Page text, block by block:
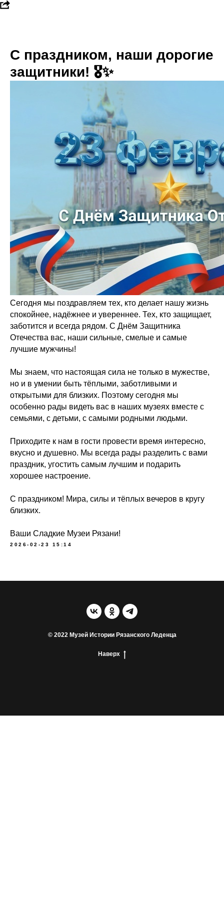
С праздником, наши дорогие
защитники! 🎖️✨
Сегодня мы поздравляем тех, кто делает нашу жизнь
спокойнее, надёжнее и увереннее. Тех, кто защищает,
заботится и всегда рядом. С Днём Защитника
Отечества вас, наши сильные, смелые и самые
лучшие мужчины!
Мы знаем, что настоящая сила не только в мужестве,
но и в умении быть тёплыми, заботливыми и
открытыми для близких. Поэтому сегодня мы
особенно рады видеть вас в наших музеях вместе с
семьями, с детьми, с самыми родными людьми.
Приходите к нам в гости провести время интересно,
вкусно и душевно. Мы всегда рады разделить с вами
праздник, угостить самым лучшим и подарить
хорошее настроение.
С праздником! Мира, силы и тёплых вечеров в кругу
близких.
Ваши Сладкие Музеи Рязани!
2026-02-23 15:14
© 2022 Музей Истории Рязанского Леденца
Наверх